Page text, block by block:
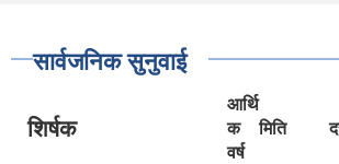
सार्वजनिक सुनुवाई
शिर्षक
आर्थि
क
वर्ष
मिति